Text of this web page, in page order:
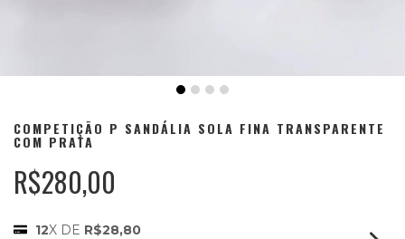
COMPETIÇÃO P SANDÁLIA SOLA FINA TRANSPARENTE
COM PRATA
R$280,00
12X DE R$28,80